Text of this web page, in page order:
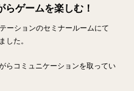
ゲームを楽しむ！
ーションのセミナールームにて
した。
らコミュニケーションを取ってい